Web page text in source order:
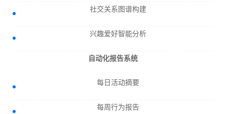
社交关系图谱构建
兴趣爱好智能分析
自动化报告系统
每日活动摘要
每周行为报告